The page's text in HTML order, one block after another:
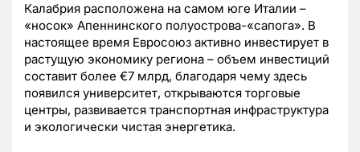
Калабрия расположена на самом юге Италии –
«носок» Апеннинского полуострова-«сапога». В
настоящее время Евросоюз активно инвестирует в
растущую экономику региона – объем инвестиций
составит более €7 млрд, благодаря чему здесь
появился университет, открываются торговые
центры, развивается транспортная инфраструктура
и экологически чистая энергетика.